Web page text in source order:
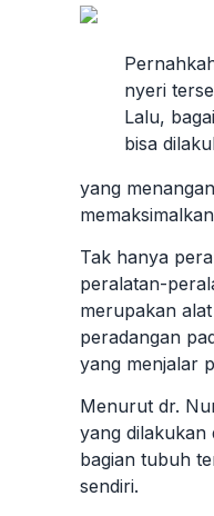
nyeri
Lalu,
bisa
yang
Tak hanya
peralatan-
merupakan
peradangan
yang menjalar
Menurut dr.
yang dilakukan
bagian tubuh
sendiri.